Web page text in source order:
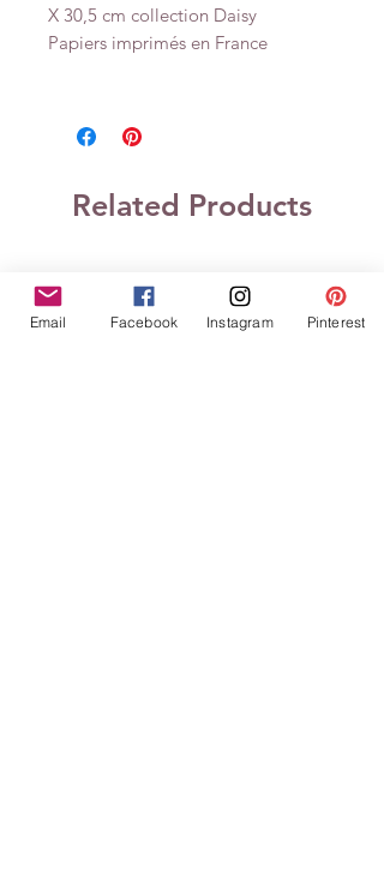
X 30,5 cm collection Daisy
Papiers imprimés en France
Related Products
Email Facebook Instagram Pinterest